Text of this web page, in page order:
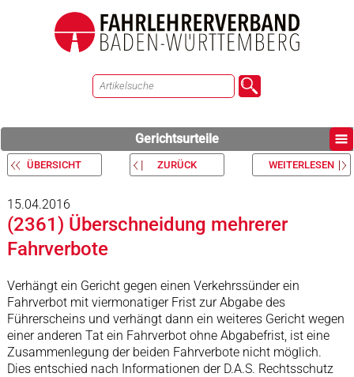
Gerichtsurteile
ÜBERSICHT ZURÜCK WEITERLESEN
15.04.2016
(2361) Überschneidung mehrerer
Fahrverbote
Verhängt ein Gericht gegen einen Verkehrssünder ein
Fahrverbot mit viermonatiger Frist zur Abgabe des
Führerscheins und verhängt dann ein weiteres Gericht wegen
einer anderen Tat ein Fahrverbot ohne Abgabefrist, ist eine
Zusammenlegung der beiden Fahrverbote nicht möglich.
Dies entschied nach Informationen der D.A.S. Rechtsschutz